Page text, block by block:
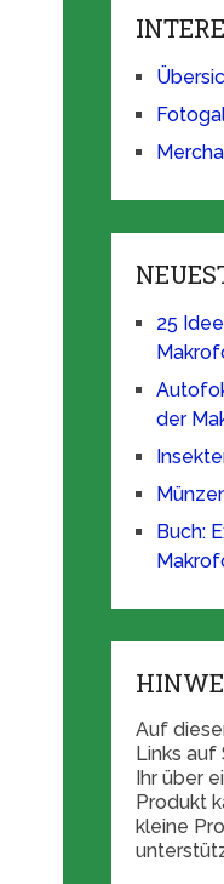
25
der
Buch:
Auf
Links auf
Ihr über
Produkt
kleine